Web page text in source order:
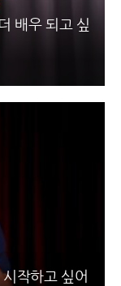
배우 되고 싶
시작하고 싶어